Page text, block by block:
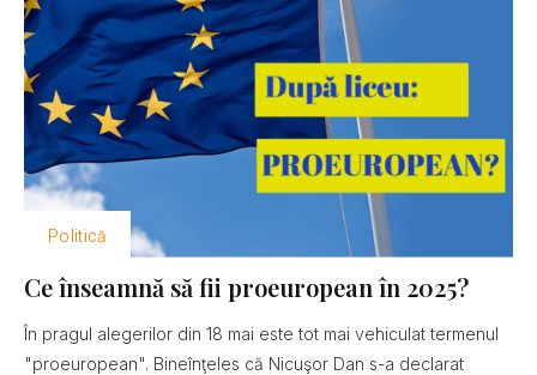
Politică
Ce înseamnă să fii proeuropean în 2025?
În pragul alegerilor din 18 mai este tot mai vehiculat termenul
"proeuropean". Bineînţeles că Nicuşor Dan s-a declarat